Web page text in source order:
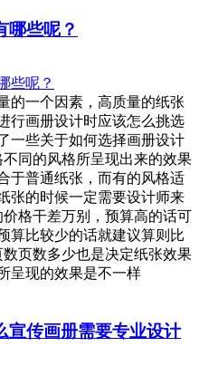
哪些呢？
的一个因素，高质量的纸张
行画册设计时应该怎么挑选
一些关于如何选择画册设计
同的风格所呈现出来的效果
于普通纸张，而有的风格适
张的时候一定需要设计师来
格干差万别，预算高的话可
算比较少的话就建议算则比
页数多少也是决定纸张效果
呈现的效果是不一样
宣传画册需要专业设计